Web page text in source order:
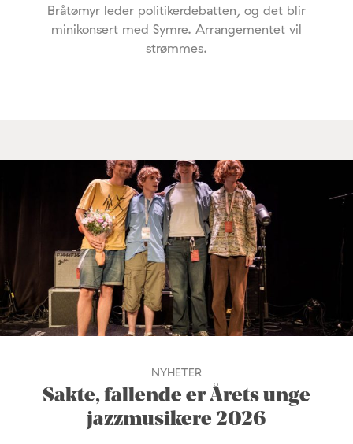
Bråtømyr leder politikerdebatten, og det blir
minikonsert med Symre. Arrangementet vil
strømmes.
NYHETER
Sakte, fallende er Årets unge
jazzmusikere 2026